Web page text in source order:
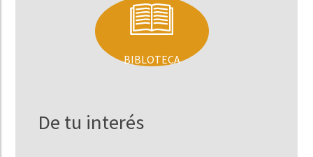
BIBLOTECA
De tu interés